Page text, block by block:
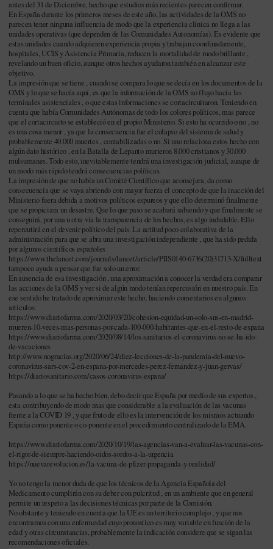
antes del 31 de Diciembre, hecho que estudios más recientes parecen confirmar.
En España durante los primeros meses de este año, las actividades de la OMS no
parecen tener ninguna influencia de modo que la experiencia clínica no llega a las
unidades operativas (que dependen de las Comunidades Autonomías). Es evidente que
estas unidades cuando adquieren experiencia propia y trabajan coordinadamente,
hospitales, UCIS y Asistencia Primaria, reducen la mortalidad de modo brillante ,
revelando un buen oficio, aunque otros hechos ayudaron también en alcanzar este
objetivo.
La impresión que se tiene , cuando se compara lo que se decía en los documentos de la
OMS y lo que se hacía aquí, es que la información de la OMS no fluyo hacia las
terminales asistenciales , o que estas informaciones se cortacircuitaron. Teniendo en
cuenta que había Comunidades Autónomas de todo los colores políticos, mas parece
que el cortacircuito se estableció en el propio Ministerio. Si esto ha ocurrido o no , no
es una cosa menor , ya que la consecuencia fue el colapso del sistema de salud y
probablemente 40.000 muertes , contabilizadas o no. Si uno relaciona estos hecho con
algún dato histórico , en la Batalla de Lepanto murieron 8.000 cristianos y 30.000
mulsumanes. Todo esto, inevitablemente tendrá una investigación judicial, aunque de
un modo más rápido tendrá consecuencias políticas.
La impresión de que no había un Comité Científico que aconsejara, da como
consecuencia que se vaya abriendo con mayor fuerza el concepto de que la inacción del
Ministerio fuera debida a motivos políticos espureos y que ello determinó finalmente
que se propiciara un desastre. Que lo que paso se acabará sabiendo y que finalmente se
conseguirá, por una u otra vía la transparencia de los hechos, es algo indudable. Ello
repercutirá en el devenir político del país. La actitud poco colaborativa de la
administración para que se abra una investigación independiente , que ha sido pedida
por algunos científicos españoles
https://www.thelancet.com/journals/lancet/article/PIIS0140-6736(20)31713-X/fulltext
tampoco ayuda a pensar que fue solo un error.
En ausencia de esa investigación , una aproximación a conocer la verdad era comparar
las acciones de la OMS y ver si de algún modo tenían repercusión en nuestro país. En
ese sentido he tratado de aproximar este hecho, haciendo comentarios en algunos
articulos:
https://www.diariofarma.com/2020/03/20/cohesion-equidad-un-solo-sns-en-madrid-
mueren-10-veces-mas-personas-por-cada-100-000-habitantes-que-en-el-resto-de-espana
https://www.diariofarma.com/2020/08/14/los-sanitarios-el-coronavirus-no-se-ha-ido-
de-vacaciones
http://www.nogracias.org/2020/06/24/diez-lecciones-de-la-pandemia-del-nuevo-
coronavirus-sars-cov-2-en-espana-por-mercedes-perez-fernandez-y-juan-gervas/
https://diariosanitario.com/casos-coronavirus-espana/
Pasando a lo que se ha hecho bien, debo decir que España por medio de sus expertos ,
esta contribuyendo de modo mas que considerable a la evaluación de las vacunas
frente a la COVID 19 , y que fruto de ello es la intervención de los mismos actuando
España como ponente o co-ponente en el procedimiento centralizado de la EMA.
https://www.diariofarma.com/2020/10/19/las-agencias-van-a-evaluar-las-vacunas-con-
el-rigor-de-siempre-haciendo-oidos-sordos-a-la-urgencia
https://nuevarevolucion.es/la-vacuna-de-pfizer-propaganda-y-realidad/
Yo no tengo la menor duda de que los técnicos de la Agencia Española del
Medicamento cumplirán con su deber con pulcritud , en un ambiente que en general
permite un respeto a las decisiones técnicas por parte de la Comisión.
No obstante y teniendo en cuenta que la UE es un territorio complejo , y que nos
encontramos con una enfermedad cuyo pronostico es muy variable en función de la
edad y otras circunstancias, probablemente la indicación considere que se sigan las
recomendaciones oficiales.